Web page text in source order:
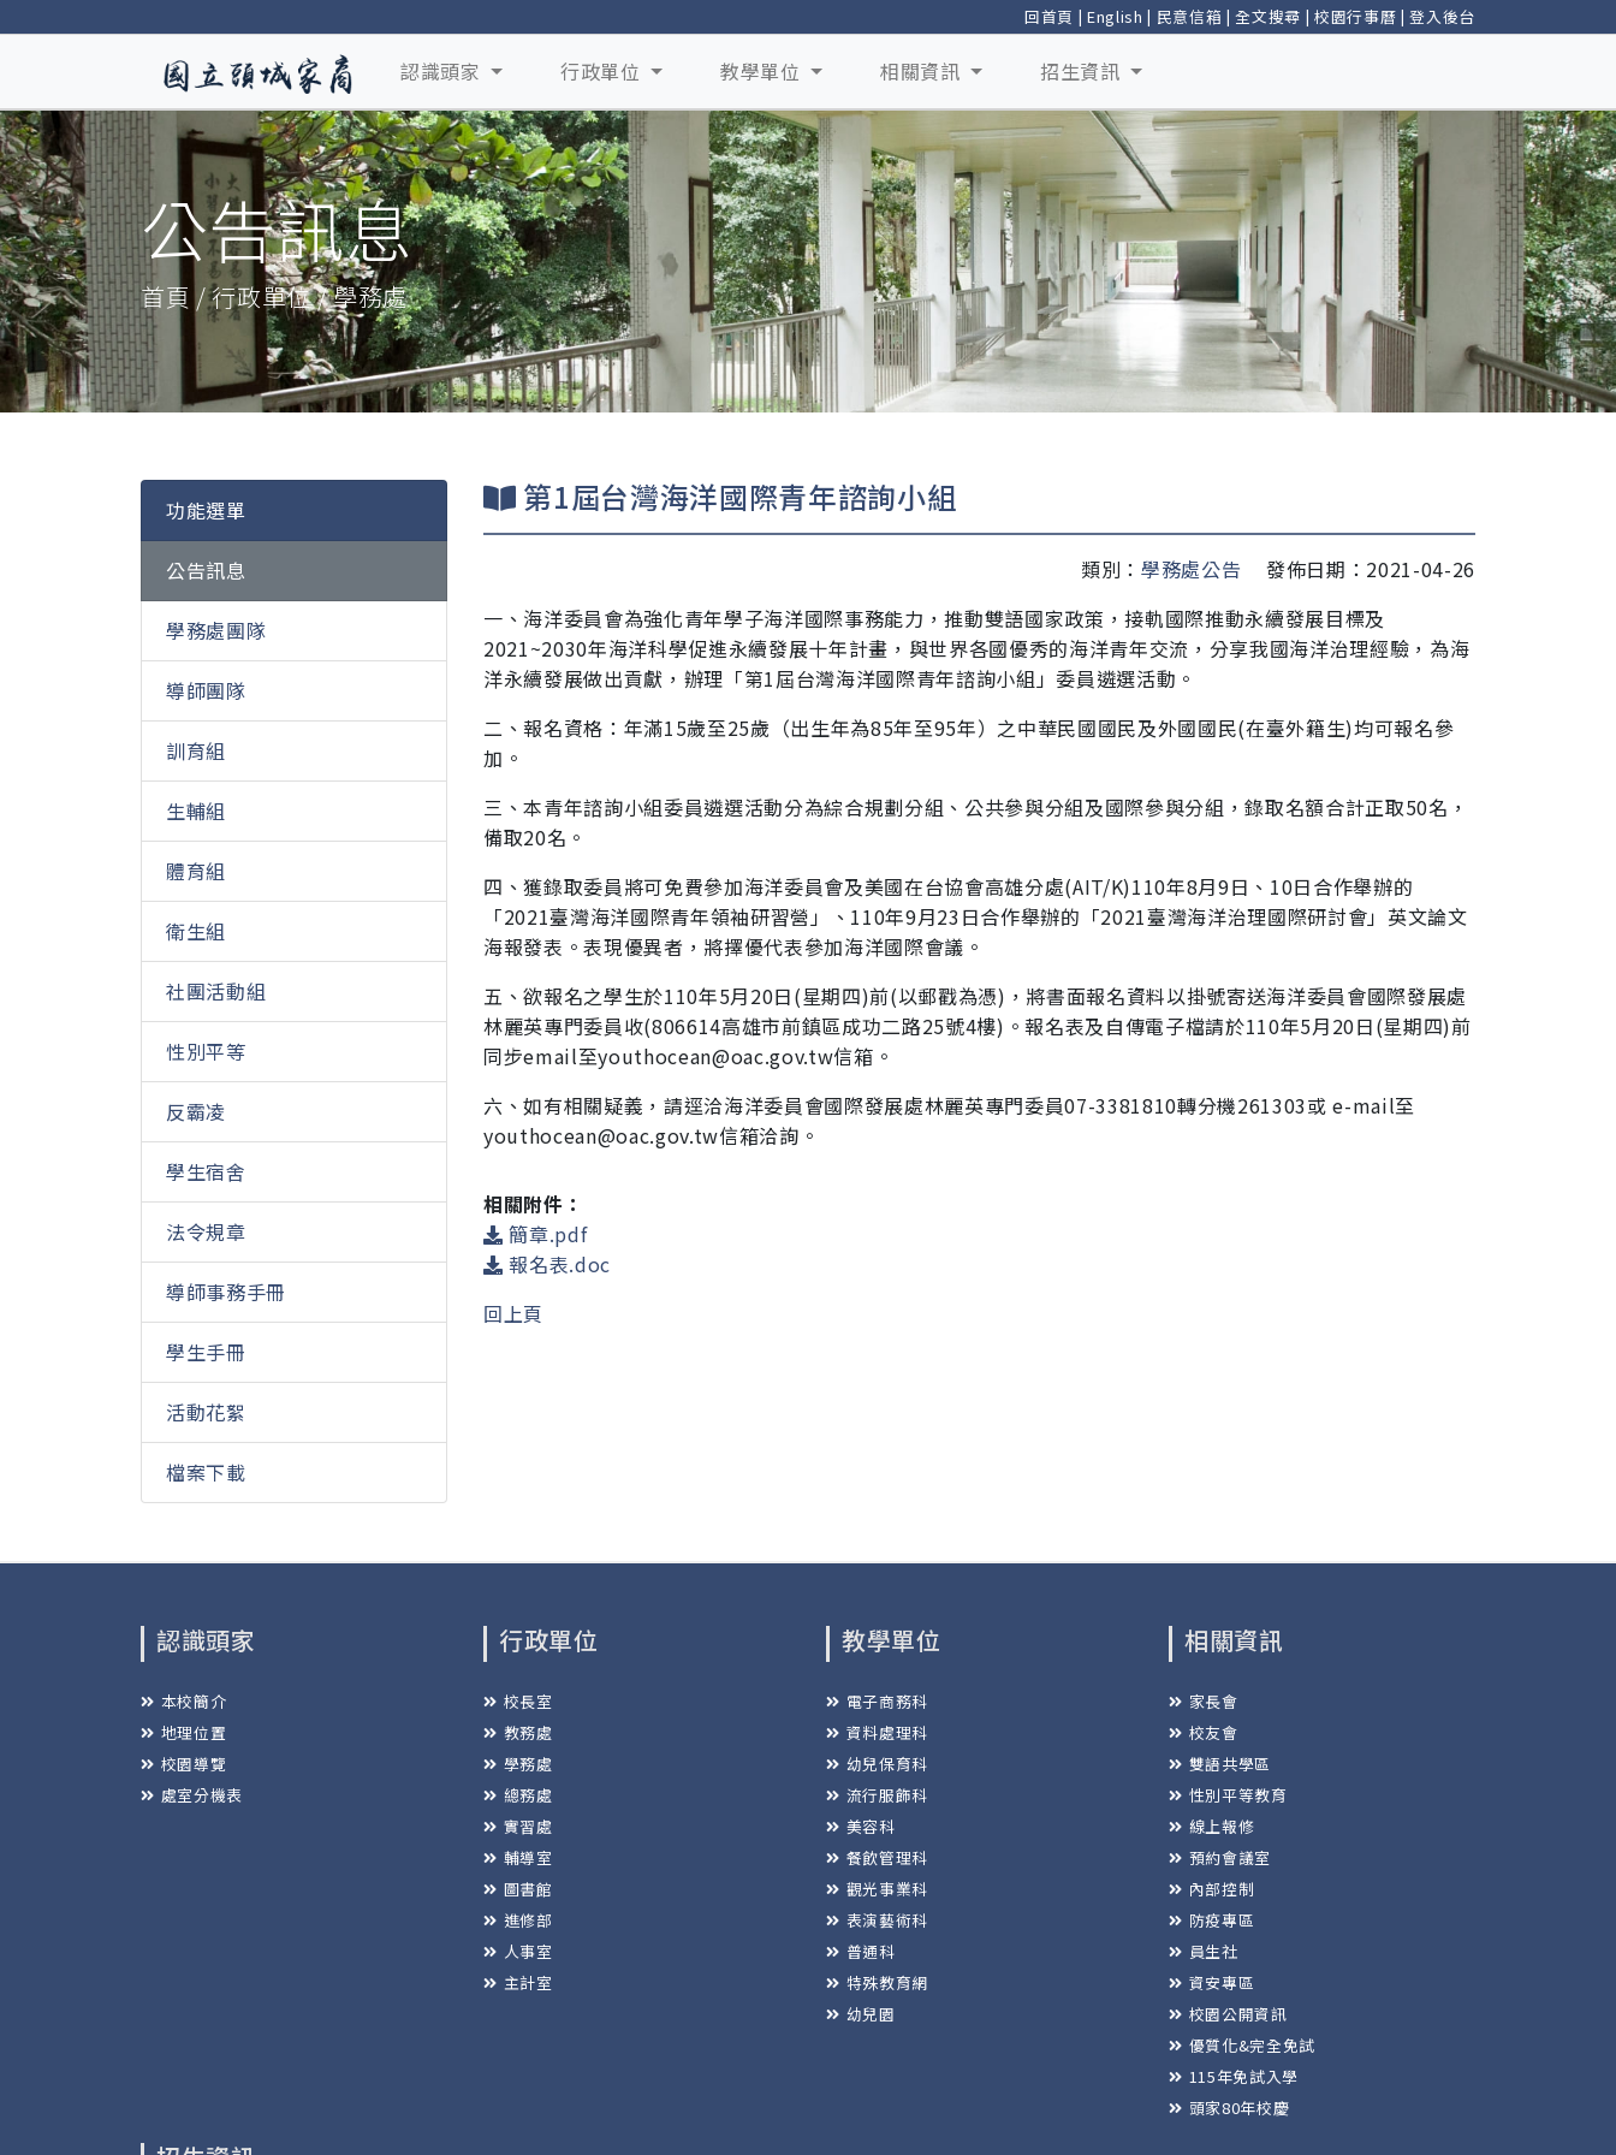
回首頁 | English | 民意信箱 |全文搜尋 | 校園行事曆 |登入後台
認識頭家 行政單位 教學單位 相關資訊 招生資訊
公告訊息
首頁 / 行政單位 / 學務處
功能選單
公告訊息
學務處團隊
導師團隊
訓育組
生輔組
體育組
衛生組
社團活動組
性別平等
反霸凌
學生宿舍
法令規章
導師事務手冊
學生手冊
活動花絮
檔案下載
第1屆台灣海洋國際青年諮詢小組
類別： 學務處公告
發佈日期：2021-04-26
一、海洋委員會為強化青年學子海洋國際事務能力，推動雙語國家政策，接軌國際推動永續發展目標及
2021~2030年海洋科學促進永續發展十年計畫，與世界各國優秀的海洋青年交流，分享我國海洋治理經驗，為海
洋永續發展做出貢獻，辦理「第1屆台灣海洋國際青年諮詢小組」委員遴選活動。
二、報名資格：年滿15歲至25歲（出生年為85年至95年）之中華民國國民及外國國民(在臺外籍生)均可報名參
加。
三、本青年諮詢小組委員遴選活動分為綜合規劃分組、公共參與分組及國際參與分組，錄取名額合計正取50名，
備取20名。
四、獲錄取委員將可免費參加海洋委員會及美國在台協會高雄分處(AIT/K)110年8月9日、10日合作舉辦的
「2021臺灣海洋國際青年領袖研習營」、110年9月23日合作舉辦的「2021臺灣海洋治理國際研討會」英文論文
海報發表。表現優異者，將擇優代表參加海洋國際會議 。
五、欲報名之學生於110年5月20日(星期四)前(以郵戳為憑)，將書面報名資料以掛號寄送海洋委員會國際發展處
林麗英專門委員收(806614高雄市前鎮區成功二路25號4樓)。報名表及自傳電子檔請於110年5月20日(星期四)前
同步email至youthocean@oac.gov.tw信箱。
六、如有相關疑義，請逕洽海洋委員會國際發展處林麗英專門委員07-3381810轉分機261303或 e-mail至
youthocean@oac.gov.tw信箱洽詢。
相關附件：
簡章.pdf
報名表.doc
回上頁
認識頭家
本校簡介
地理位置
校園導覽
處室分機表
行政單位
校長室
教務處
學務處
總務處
實習處
輔導室
圖書館
進修部
人事室
主計室
教學單位
電子商務科
資料處理科
幼兒保育科
流行服飾科
美容科
餐飲管理科
觀光事業科
表演藝術科
普通科
特殊教育網
幼兒園
相關資訊
家長會
校友會
雙語共學區
性別平等教育
線上報修
預約會議室
內部控制
防疫專區
員生社
資安專區
校園公開資訊
優質化&完全免試
115年免試入學
頭家80年校慶